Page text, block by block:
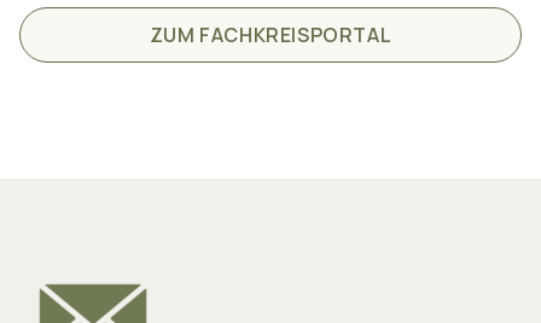
ZUM FACHKREISPORTAL